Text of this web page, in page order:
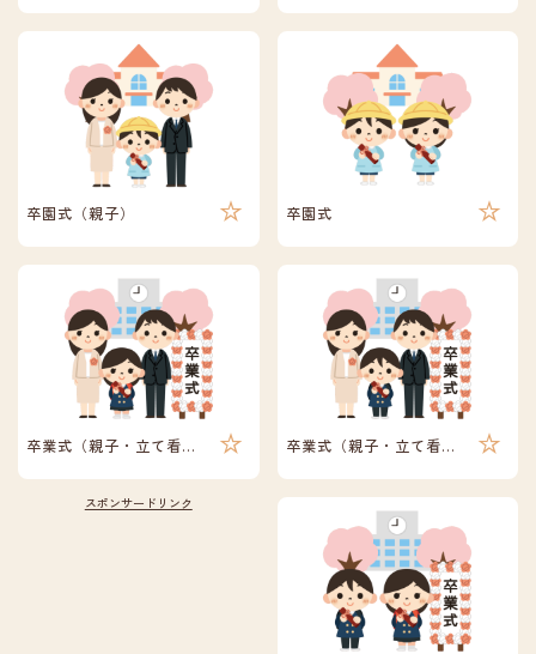
卒園式（親子） 卒園式
卒業式（親子・立て看板） 卒業式（親子・立て看板）